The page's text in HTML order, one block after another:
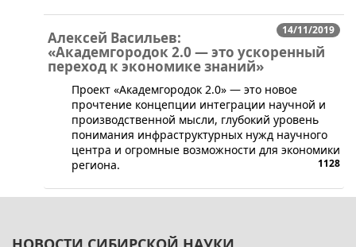
14/11/2019
Алексей Васильев:
«Академгородок 2.0 — это ускоренный
переход к экономике знаний»
​Проект «Академгородок 2.0» — это новое
прочтение концепции интеграции научной и
производственной мысли, глубокий уровень
понимания инфраструктурных нужд научного
центра и огромные возможности для экономики
региона.
1128